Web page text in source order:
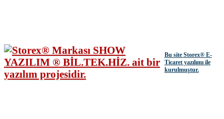
Bu site Storex® E-
Ticaret yazılımı ile
kurulmuştur.